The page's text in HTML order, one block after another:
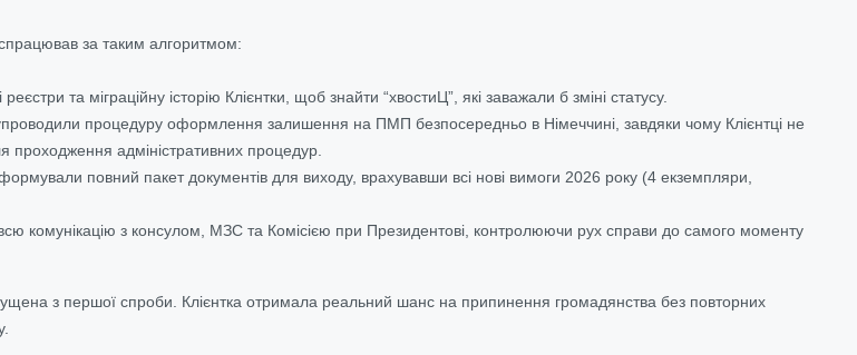
за таким алгоритмом:
реєстри та міграційну історію Клієнтки, щоб знайти “хвостиЦ”, які заважали б зміні статусу.
процедуру оформлення залишення на ПМП безпосередньо в Німеччині, завдяки чому Клієнтці не
проходження адміністративних процедур.
повний пакет документів для виходу, врахувавши всі нові вимоги 2026 року (4 екземпляри,
комунікацію з консулом, МЗС та Комісією при Президентові, контролюючи рух справи до самого моменту
з першої спроби. Клієнтка отримала реальний шанс на припинення громадянства без повторних